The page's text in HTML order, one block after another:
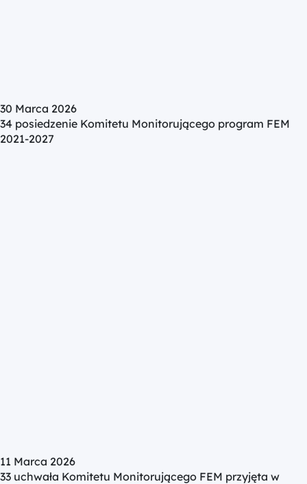
30 Marca 2026
34 posiedzenie Komitetu Monitorującego program FEM
2021-2027
11 Marca 2026
33 uchwała Komitetu Monitorującego FEM przyjęta w